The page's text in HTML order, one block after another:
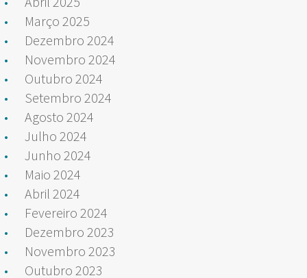
Março 2025
Dezembro 2024
Novembro 2024
Outubro 2024
Setembro 2024
Agosto 2024
Julho 2024
Junho 2024
Maio 2024
Abril 2024
Fevereiro 2024
Dezembro 2023
Novembro 2023
Outubro 2023